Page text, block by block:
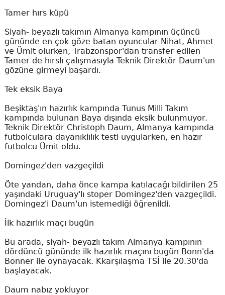
Tamer hırs küpü
Siyah- beyazlı takımın Almanya kampının üçüncü
gününde en çok göze batan oyuncular Nihat, Ahmet
ve Ümit olurken, Trabzonspor'dan transfer edilen
Tamer de hırslı çalışmasıyla Teknik Direktör Daum'un
gözüne girmeyi başardı.
Tek eksik Baya
Beşiktaş'ın hazırlık kampında Tunus Milli Takım
kampında bulunan Baya dışında eksik bulunmuyor.
Teknik Direktör Christoph Daum, Almanya kampında
futbolculara dayanıklılık testi uygularken, en hazır
futbolcu Ümit oldu.
Domingez'den vazgeçildi
Öte yandan, daha önce kampa katılacağı bildirilen 25
yaşındaki Uruguay'lı stoper Domingez'den vazgeçildi.
Domingez'i Daum'un istemediği öğrenildi.
İlk hazırlık maçı bugün
Bu arada, siyah- beyazlı takım Almanya kampının
dördüncü gününde ilk hazırlık maçını bugün Bonn'da
Bonner ile oynayacak. Kkarşılaşma TSİ ile 20.30'da
başlayacak.
Daum nabız yokluyor